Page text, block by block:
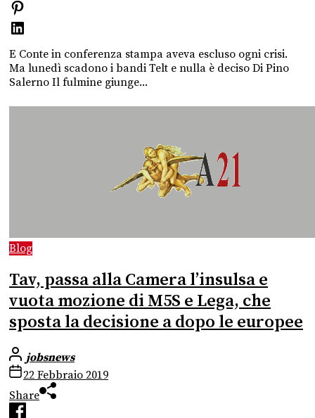
E Conte in conferenza stampa aveva escluso ogni crisi.
Ma lunedì scadono i bandi Telt e nulla è deciso Di Pino
Salerno Il fulmine giunge...
Blog
Tav, passa alla Camera l’insulsa e
vuota mozione di M5S e Lega, che
sposta la decisione a dopo le europee
jobsnews
22 Febbraio 2019
Share